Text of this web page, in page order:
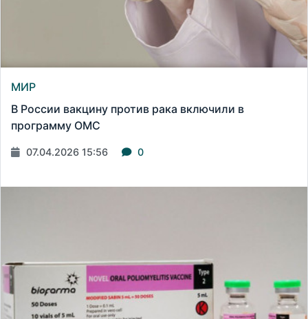
МИР
В России вакцину против рака включили в
программу ОМС
07.04.2026 15:56 0